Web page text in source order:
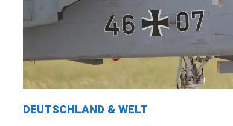
DEUTSCHLAND & WELT